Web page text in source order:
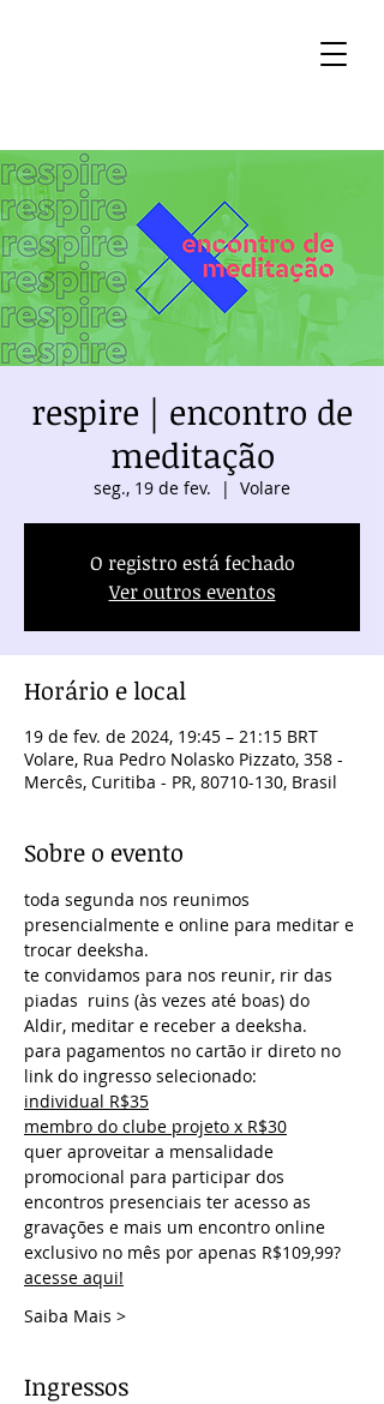
respire | encontro de
meditação
seg., 19 de fev.
  |
Volare
O registro está fechado
Ver outros eventos
Horário e local
19 de fev. de 2024, 19:45 – 21:15 BRT
Volare, Rua Pedro Nolasko Pizzato, 358 -
Mercês, Curitiba - PR, 80710-130, Brasil
Sobre o evento
toda segunda nos reunimos
presencialmente e online para meditar e
trocar deeksha.
te convidamos para nos reunir, rir das
piadas  ruins (às vezes até boas) do
Aldir, meditar e receber a deeksha.
para pagamentos no cartão ir direto no
link do ingresso selecionado:
individual R$35
membro do clube projeto x R$30
quer aproveitar a mensalidade
promocional para participar dos
encontros presenciais ter acesso as
gravações e mais um encontro online
exclusivo no mês por apenas R$109,99?
acesse aqui!
Saiba Mais >
Ingressos